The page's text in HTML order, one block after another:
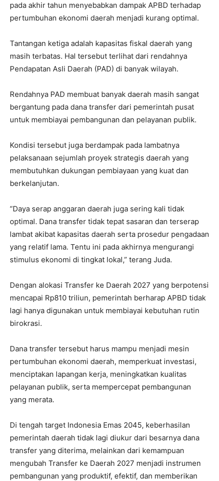
pada akhir tahun menyebabkan dampak APBD terhadap
pertumbuhan ekonomi daerah menjadi kurang optimal.
Tantangan ketiga adalah kapasitas fiskal daerah yang
masih terbatas. Hal tersebut terlihat dari rendahnya
Pendapatan Asli Daerah (PAD) di banyak wilayah.
Rendahnya PAD membuat banyak daerah masih sangat
bergantung pada dana transfer dari pemerintah pusat
untuk membiayai pembangunan dan pelayanan publik.
Kondisi tersebut juga berdampak pada lambatnya
pelaksanaan sejumlah proyek strategis daerah yang
membutuhkan dukungan pembiayaan yang kuat dan
berkelanjutan.
“Daya serap anggaran daerah juga sering kali tidak
optimal. Dana transfer tidak tepat sasaran dan terserap
lambat akibat kapasitas daerah serta prosedur pengadaan
yang relatif lama. Tentu ini pada akhirnya mengurangi
stimulus ekonomi di tingkat lokal,” terang Juda.
Dengan alokasi Transfer ke Daerah 2027 yang berpotensi
mencapai Rp810 triliun, pemerintah berharap APBD tidak
lagi hanya digunakan untuk membiayai kebutuhan rutin
birokrasi.
Dana transfer tersebut harus mampu menjadi mesin
pertumbuhan ekonomi daerah, memperkuat investasi,
menciptakan lapangan kerja, meningkatkan kualitas
pelayanan publik, serta mempercepat pembangunan
yang merata.
Di tengah target Indonesia Emas 2045, keberhasilan
pemerintah daerah tidak lagi diukur dari besarnya dana
transfer yang diterima, melainkan dari kemampuan
mengubah Transfer ke Daerah 2027 menjadi instrumen
pembangunan yang produktif, efektif, dan memberikan